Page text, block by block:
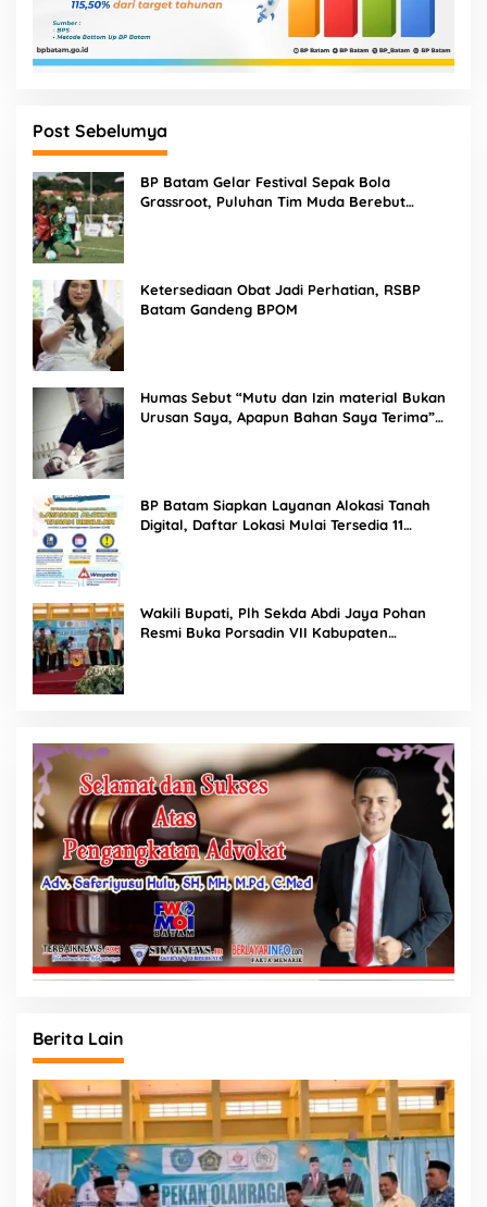
Post Sebelumya
BP Batam Gelar Festival Sepak Bola
Grassroot, Puluhan Tim Muda Berebut
Ketersediaan Obat Jadi Perhatian, RSBP
Batam Gandeng BPOM
Humas Sebut “Mutu dan Izin material Bukan
Urusan Saya, Apapun Bahan Saya Terima”
BP Batam Siapkan Layanan Alokasi Tanah
Digital, Daftar Lokasi Mulai Tersedia 11
Wakili Bupati, Plh Sekda Abdi Jaya Pohan
Resmi Buka Porsadin VII Kabupaten
Berita Lain